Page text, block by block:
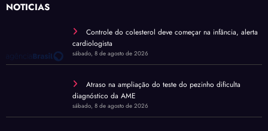
NOTÍCIAS
Controle do colesterol deve começar na infância, alerta
cardiologista
sábado, 8 de agosto de 2026
Atraso na ampliação do teste do pezinho dificulta
diagnóstico da AME
sábado, 8 de agosto de 2026